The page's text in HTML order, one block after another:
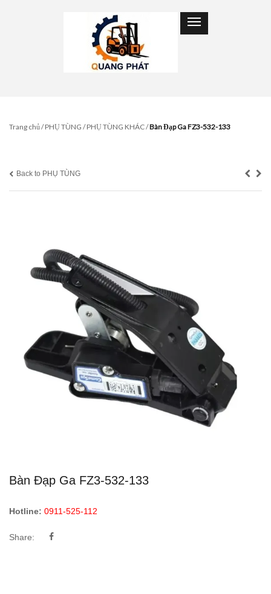
Trang chủ/PHỤ TÙNG /PHỤ TÙNG KHÁC/Bàn Đạp Ga FZ3-532-133
Back to PHỤ TÙNG
Bàn Đạp Ga FZ3-532-133
Hotline: 0911-525-112
Share: